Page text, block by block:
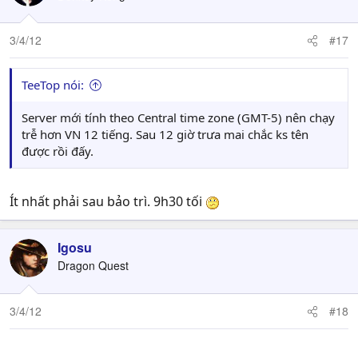
3/4/12 #17
TeeTop nói:
Server mới tính theo Central time zone (GMT-5) nên chạy
trễ hơn VN 12 tiếng. Sau 12 giờ trưa mai chắc ks tên
được rồi đấy.
Ít nhất phải sau bảo trì. 9h30 tối
Igosu
Dragon Quest
3/4/12 #18